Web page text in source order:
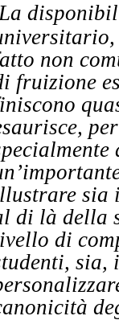
non
fruizione
sia
di là della
di
sia,